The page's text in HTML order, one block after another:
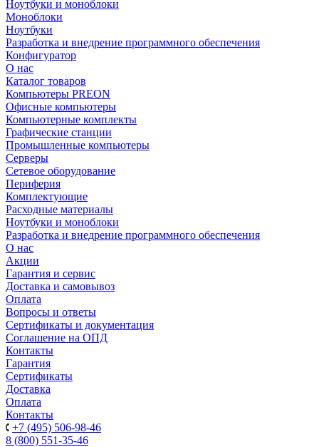
Ноутбуки и моноблоки
Моноблоки
Ноутбуки
Разработка и внедрение программного обеспечения
Конфигуратор
О нас
Каталог товаров
Компьютеры PREON
Офисные компьютеры
Компьютерные комплекты
Графические станции
Промышленные компьютеры
Серверы
Сетевое оборудование
Периферия
Комплектующие
Расходные материалы
Ноутбуки и моноблоки
Разработка и внедрение программного обеспечения
О нас
Акции
Гарантия и сервис
Доставка и самовывоз
Оплата
Вопросы и ответы
Сертификаты и документация
Соглашение на ОПД
Контакты
Гарантия
Сертификаты
Доставка
Оплата
Контакты
+7 (495) 506-98-46
8 (800) 551-35-46